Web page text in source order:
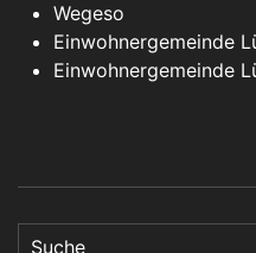
Wegeso
Einwohnergemeinde
Einwohnergemeinde